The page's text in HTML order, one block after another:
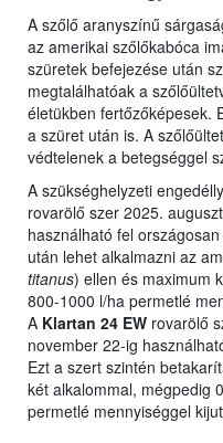
A szőlő aranyszínű
az amerikai szőlőkabóca
szüretek befejezése után
megtalálhatóak a
életükben fertőzőképesek.
a szüret után is. A
védtelenek a betegséggel
A szükséghelyzeti
rovarölő szer 2025.
használható fel
után lehet alkalmazni az
titanus) ellen és maximum
800-1000 l/ha permetlé
A Klartan 24 EW rovarölő
november 22-ig
Ezt a szert szintén
két alkalommal, mégpedig
permetlé mennyiséggel